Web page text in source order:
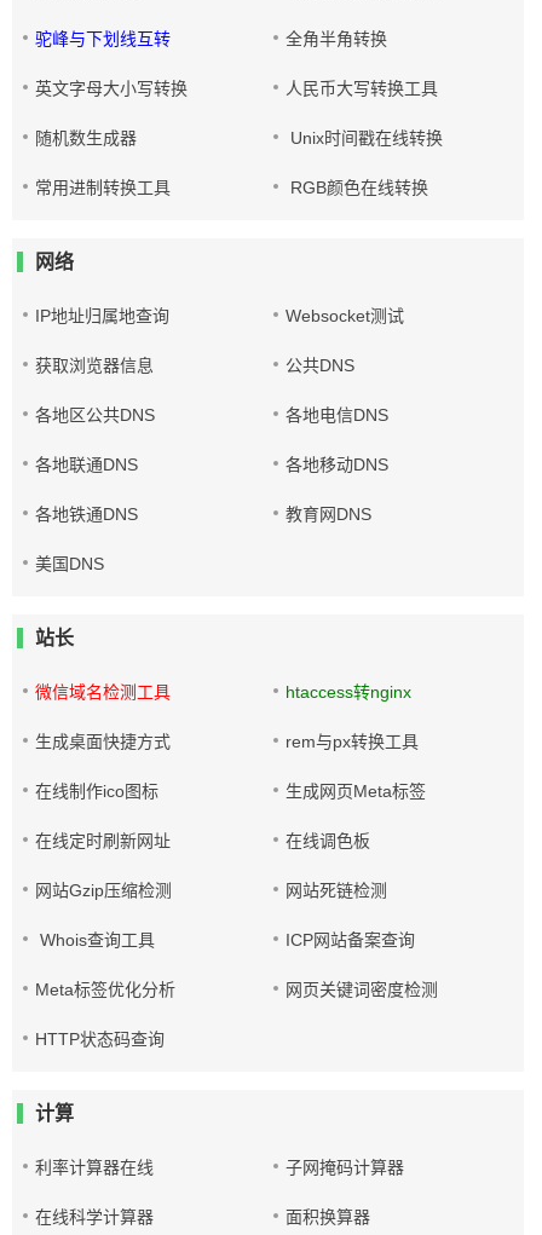
驼峰与下划线互转 全角半角转换
英文字母大小写转换 人民币大写转换工具
随机数生成器 Unix时间戳在线转换
常用进制转换工具 RGB颜色在线转换
网络
IP地址归属地查询 Websocket测试
获取浏览器信息 公共DNS
各地区公共DNS 各地电信DNS
各地联通DNS 各地移动DNS
各地铁通DNS 教育网DNS
美国DNS
站长
微信域名检测工具 htaccess转nginx
生成桌面快捷方式 rem与px转换工具
在线制作ico图标 生成网页Meta标签
在线定时刷新网址 在线调色板
网站Gzip压缩检测 网站死链检测
Whois查询工具 ICP网站备案查询
Meta标签优化分析 网页关键词密度检测
HTTP状态码查询
计算
利率计算器在线 子网掩码计算器
在线科学计算器 面积换算器